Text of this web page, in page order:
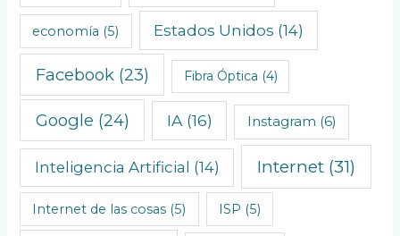
ó
s
economía (5) Estados Unidos (14)
Facebook(23) Fibra Óptica (4)
Google (24) IA(16) Instagram (6)
Inteligencia Artificial (14) Internet (31)
Internet de las cosas (5) ISP (5)